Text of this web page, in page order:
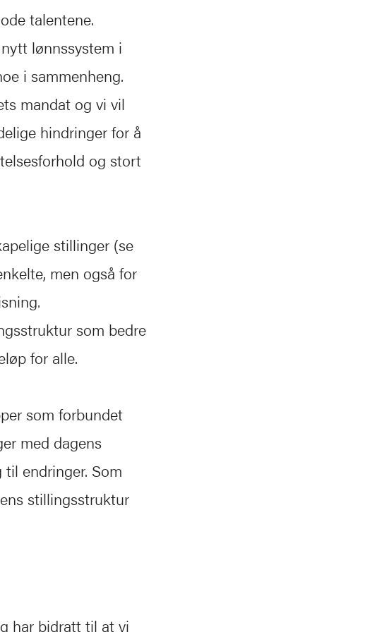
talentene.
lønnssystem i
i sammenheng.
mandat og vi vil
hindringer for å
og stort
stillinger (se
men også for
som bedre
for alle.
som forbundet
med dagens
endringer. Som
stillingsstruktur
har bidratt til at vi